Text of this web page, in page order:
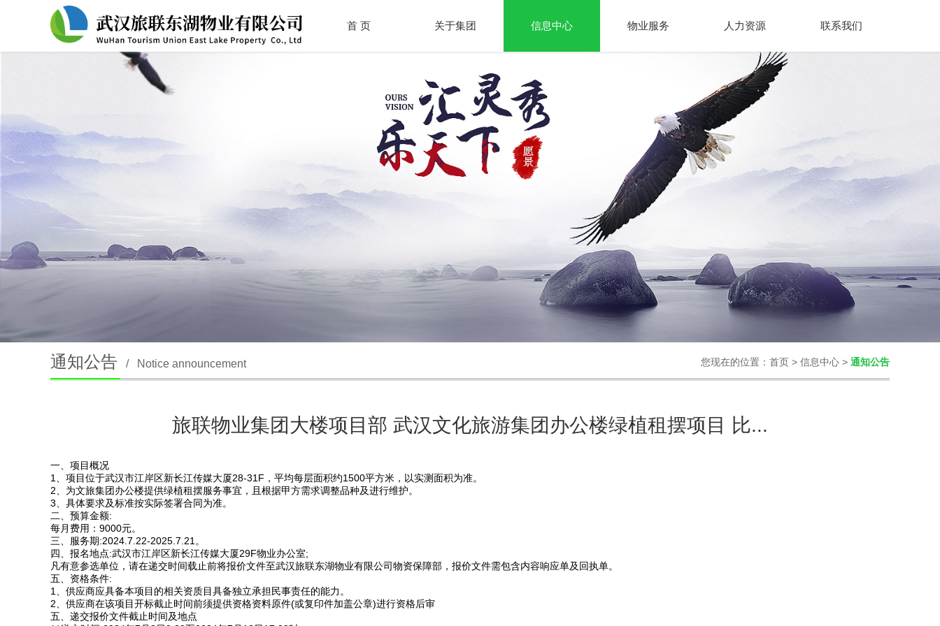
首 页 关于集团 信息中心 物业服务 人力资源 联系我们
通知公告 / Notice announcement 您现在的位置： 首页 > 信息中心 > 通知公告
旅联物业集团大楼项目部 武汉文化旅游集团办公楼绿植租摆项目 比...
一、项目概况
1、项目位于武汉市江岸区新长江传媒大厦28-31F，平均每层面积约1500平方米，以实测面积为准。
2、为文旅集团办公楼提供绿植租摆服务事宜，且根据甲方需求调整品种及进行维护。
3、具体要求及标准按实际签署合同为准。
二、预算金额:
每月费用：9000元。
三、服务期:2024.7.22-2025.7.21。
四、报名地点:武汉市江岸区新长江传媒大厦29F物业办公室;
凡有意参选单位，请在递交时间载止前将报价文件至武汉旅联东湖物业有限公司物资保障部，报价文件需包含内容响应单及回执单。
五、资格条件:
1、供应商应具备本项目的相关资质目具备独立承担民事责任的能力。
2、供应商在该项目开标截止时间前须提供资格资料原件(或复印件加盖公章)进行资格后审
五、递交报价文件截止时间及地点